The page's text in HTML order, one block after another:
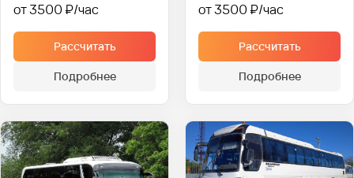
от 3500 ₽
Рассчитать
Подробнее
от 3500 ₽
Рассчитать
Подробнее